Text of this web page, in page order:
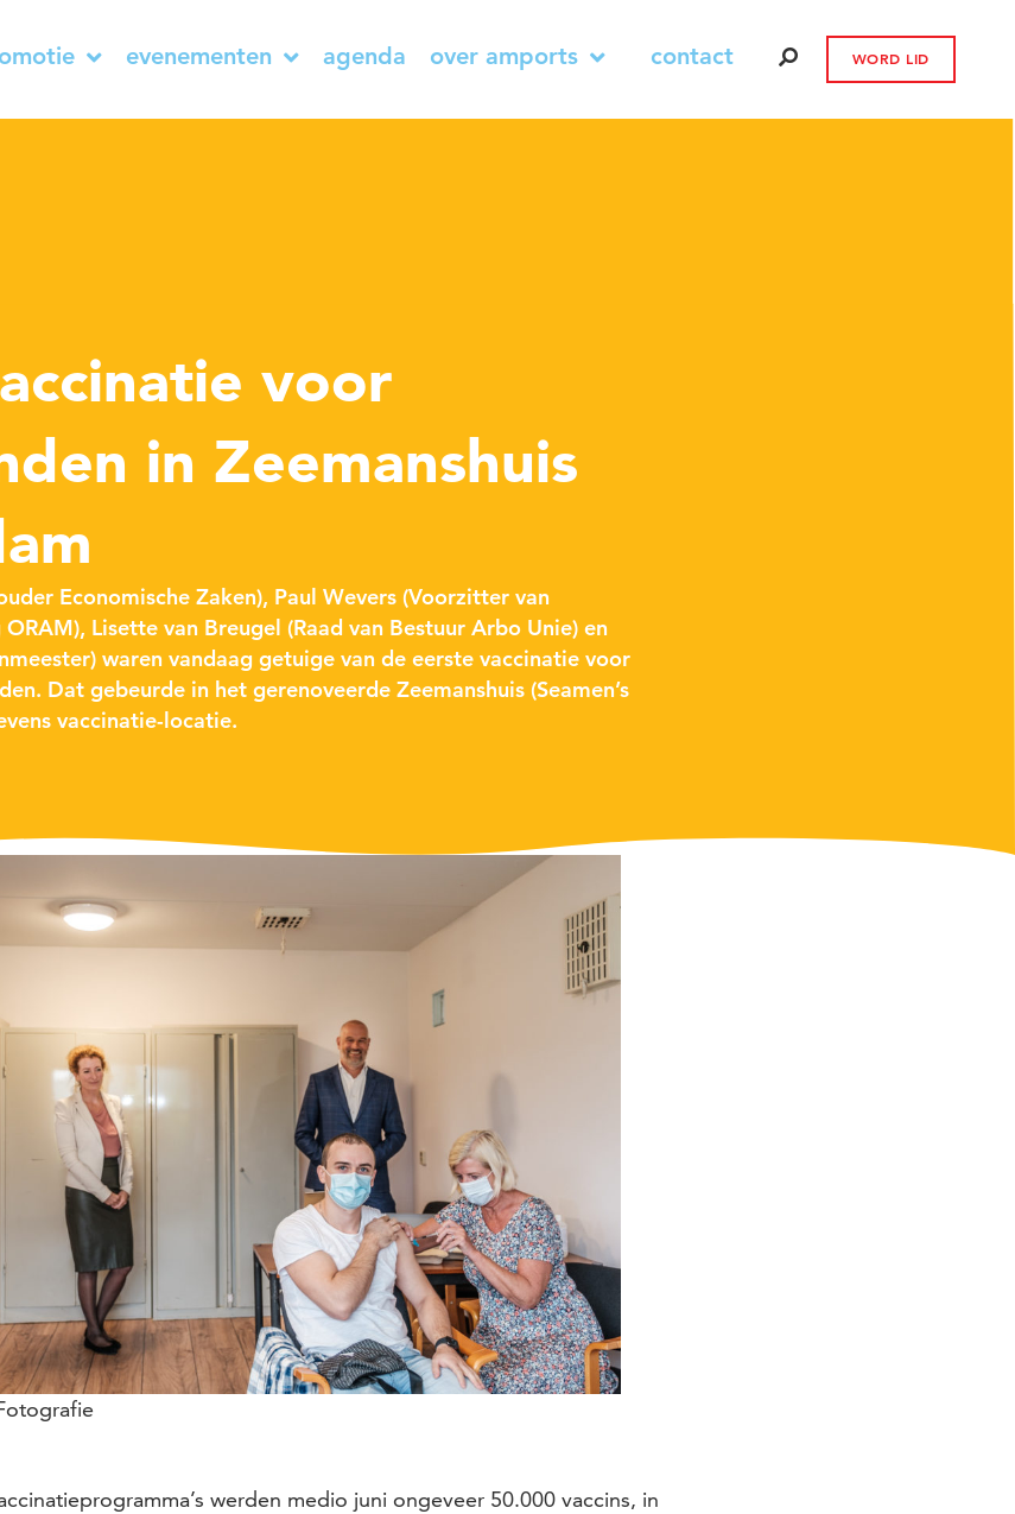
evenementen agenda over amports contact WORD LID
voor
in Zeemanshuis
Economische Zaken), Paul Wevers (Voorzitter van
Lisette van Breugel (Raad van Bestuur Arbo Unie) en
waren vandaag getuige van de eerste vaccinatie voor
Dat gebeurde in het gerenoveerde Zeemanshuis (Seamen’s
vaccinatie-locatie.
werden medio juni ongeveer 50.000 vaccins, in